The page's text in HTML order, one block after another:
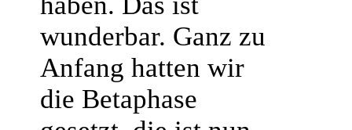
wunderbar. Ganz zu
Anfang hatten wir
die Betaphase